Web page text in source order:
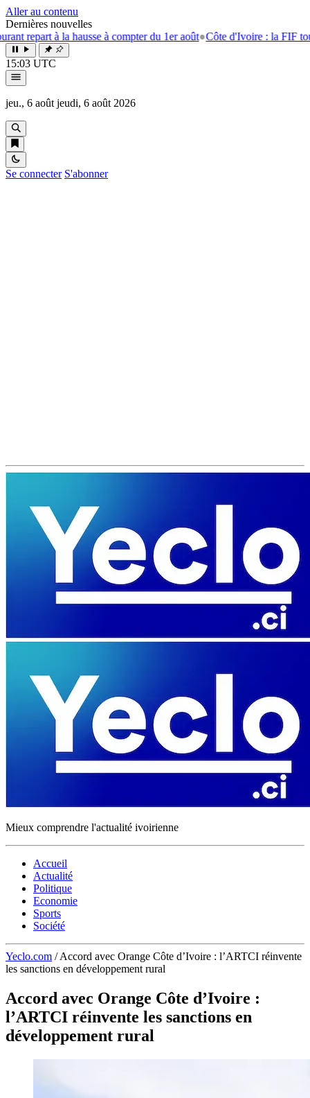
Aller au contenu
Dernières nouvelles
à la hausse à compter du 1er août ●Côte d'Ivoire : la FIF tourne la
15:03 UTC
jeu., 6 août jeudi, 6 août 2026
Se connecter S'abonner
Mieux comprendre l'actualité ivoirienne
Accueil
Actualité
Politique
Economie
Sports
Société
Yeclo.com / Accord avec Orange Côte d’Ivoire : l’ARTCI réinvente
les sanctions en développement rural
Accord avec Orange Côte d’Ivoire :
l’ARTCI réinvente les sanctions en
développement rural